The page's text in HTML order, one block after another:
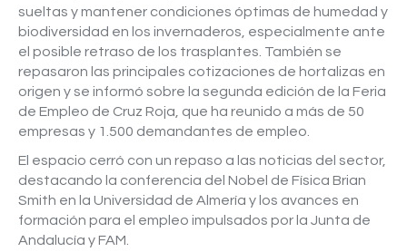
sueltas y mantener condiciones óptimas de humedad y
biodiversidad en los invernaderos, especialmente ante
el posible retraso de los trasplantes. También se
repasaron las principales cotizaciones de hortalizas en
origen y se informó sobre la segunda edición de la Feria
de Empleo de Cruz Roja, que ha reunido a más de 50
empresas y 1.500 demandantes de empleo.
El espacio cerró con un repaso a las noticias del sector,
destacando la conferencia del Nobel de Física Brian
Smith en la Universidad de Almería y los avances en
formación para el empleo impulsados por la Junta de
Andalucía y FAM.